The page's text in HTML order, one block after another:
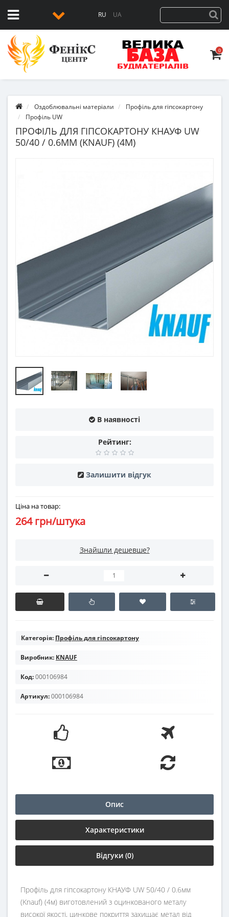
RU UA
0
Оздоблювальні матеріали
Профіль для гіпсокартону
Профіль UW
ПРОФІЛЬ ДЛЯ ГІПСОКАРТОНУ КНАУФ UW
50/40 / 0.6ММ (KNAUF) (4М)
В наявності
Рейтинг:
Залишити відгук
Ціна на товар:
264 грн/штука
Знайшли дешевше?
Категорія: Профіль для гіпсокартону
Виробник: KNAUF
Код:000106984
Артикул:000106984
Опис
Характеристики
Відгуки (0)
Профіль для гіпсокартону КНАУФ UW 50/40 / 0.6мм
(Knauf) (4м) виготовлений з оцинкованого металу
високої якості, цинкове покриття захищає метал від